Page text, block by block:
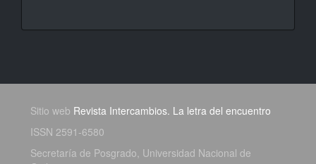
Sitio web Revista Intercambios. La letra del encuentro
ISSN 2591-6580
Secretaría de Posgrado, Universidad Nacional de